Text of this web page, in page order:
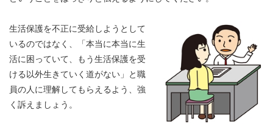
生活保護を不正に受給しようとして
いるのではなく、「本当に本当に生
活に困っていて、もう生活保護を受
ける以外生きていく道がない」と職
員の人に理解してもらえるよう、強
く訴えましょう。